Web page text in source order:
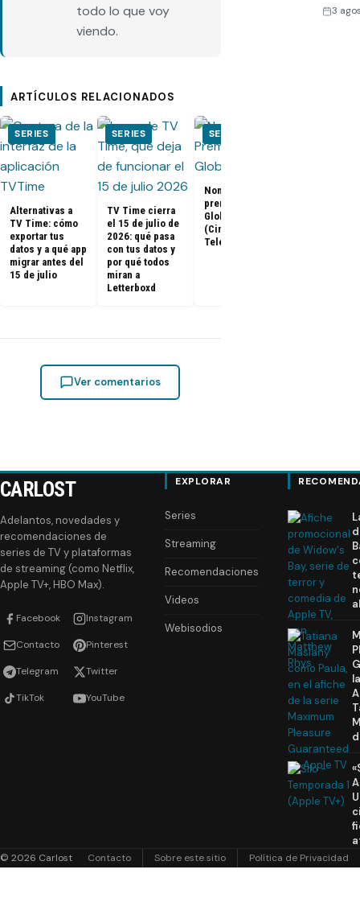
todo lo que voy
viendo.
ARTÍCULOS RELACIONADOS
SERIES
Alternativas a
TV Time: cómo
exportar tus
datos y a qué app
migrar antes del
15 de julio
SERIES
TV Time cierra
el 15 de julio de
2026: qué pasa
con tus datos y
por qué todos
miran a
Letterboxd
SERIES
Nominados a los
premios Golden
Globes 2025
(Cine y
Televisión)
Ver comentarios
3
CARLOST
Adelantos, novedades y
recomendaciones de
series de TV y plataformas
de streaming (como Netflix,
Apple TV+, HBO Max).
Facebook Instagram
Contacto Pinterest
Telegram Twitter
TikTok YouTube
EXPLORAR
Series
Streaming
Recomendaciones
Videos
Webisodios
© 2026 Carlost Contacto Sobre este sitio Política de Privacidad